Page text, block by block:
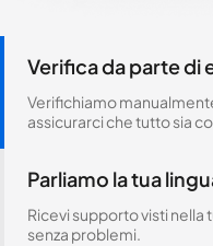
Verifica da parte di
Verifichiamo
assicurarci che tutto sia
Parliamo la tua
Ricevi supporto visti nella
senza problemi.